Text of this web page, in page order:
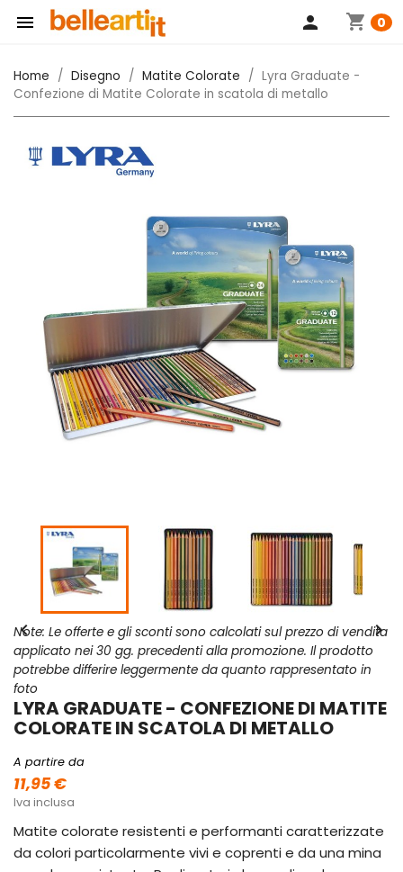
 shopping_cart 0
person
Home Disegno Matite Colorate
Lyra Graduate -
Confezione di Matite Colorate in scatola di metallo
 
Note: Le offerte e gli sconti sono calcolati sul prezzo di vendita
applicato nei 30 gg. precedenti alla promozione. Il prodotto
potrebbe differire leggermente da quanto rappresentato in
foto
LYRA GRADUATE - CONFEZIONE DI MATITE
COLORATE IN SCATOLA DI METALLO
A partire da
11,95 €
Iva inclusa
Matite colorate resistenti e performanti caratterizzate
da colori particolarmente vivi e coprenti e da una mina